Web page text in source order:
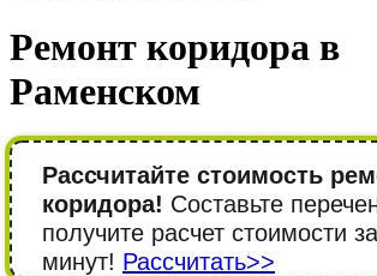
Ремонт коридора в
Раменском
Рассчитайте стоимость
коридора! Составьте
получите расчет стоимости
минут! Рассчитать>>